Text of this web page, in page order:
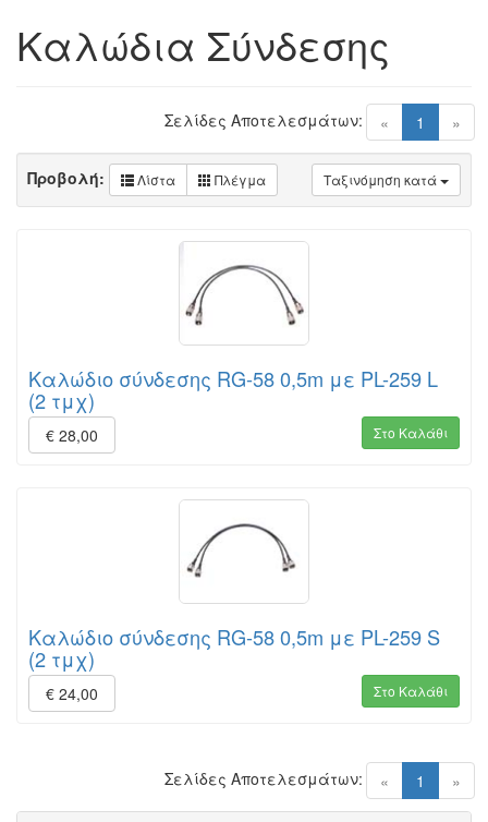
Καλώδια Σύνδεσης
« 1 (current)
»
Σελίδες Αποτελεσμάτων:
Ταξινόμηση κατά
Προβολή: Λίστα Πλέγμα
Καλώδιο σύνδεσης RG-58 0,5m με PL-259 L
(2 τμχ)
€ 28,00 Στο Καλάθι
Καλώδιο σύνδεσης RG-58 0,5m με PL-259 S
(2 τμχ)
€ 24,00 Στο Καλάθι
« 1 (current)
»
Σελίδες Αποτελεσμάτων: